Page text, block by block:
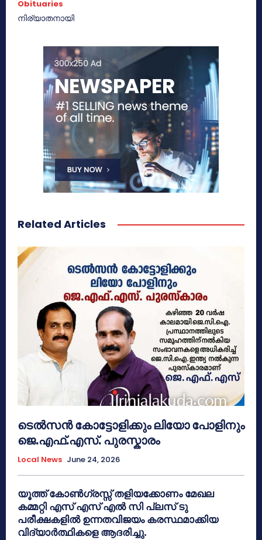
Obituaries
നിര്യാതനായി
Related Articles
ടെൽസൻ കോട്ടോളിക്കും ലിയോ പോളിനും
ജെ.എഫ്.എസ്. പുരസ്കാരം
Local News June 24, 2026
യൂത്ത് കോൺഗ്രസ്സ് തളിയക്കോണം മേഖല
കമ്മറ്റി എസ് എസ് എൽ സി പ്ലസ് ടു
പരീക്ഷകളിൽ ഉന്നതവിജയം കരസ്ഥമാക്കിയ
വിദ്യാർത്ഥികളെ ആദരിച്ചു.